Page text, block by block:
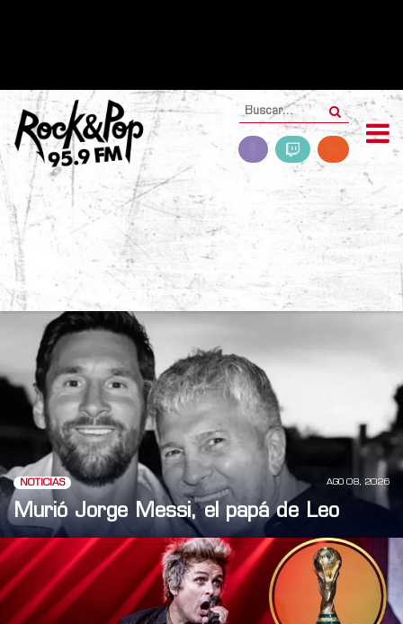
NOTICIAS AGO 08, 2026
Murió Jorge Messi, el papá de Leo